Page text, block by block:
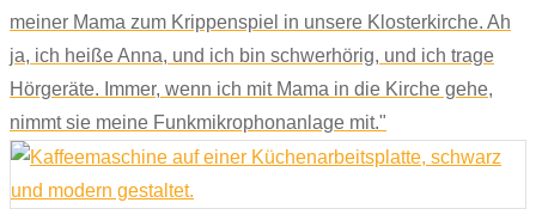
meiner Mama zum Krippenspiel in unsere Klosterkirche. Ah
ja, ich heiße Anna, und ich bin schwerhörig, und ich trage
Hörgeräte. Immer, wenn ich mit Mama in die Kirche gehe,
nimmt sie meine Funkmikrophonanlage mit."